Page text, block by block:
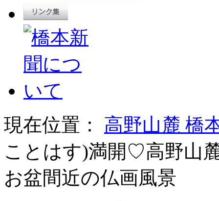
現在位置： 高野山麓 橋
ことはす)満開♡高野山
お盆間近の仏画風景